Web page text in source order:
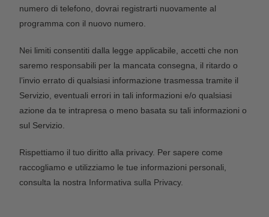
numero di telefono, dovrai registrarti nuovamente al
programma con il nuovo numero.
Nei limiti consentiti dalla legge applicabile, accetti che non
saremo responsabili per la mancata consegna, il ritardo o
l’invio errato di qualsiasi informazione trasmessa tramite il
Servizio, eventuali errori in tali informazioni e/o qualsiasi
azione da te intrapresa o meno basata su tali informazioni o
sul Servizio.
Rispettiamo il tuo diritto alla privacy. Per sapere come
raccogliamo e utilizziamo le tue informazioni personali,
consulta la nostra Informativa sulla Privacy.